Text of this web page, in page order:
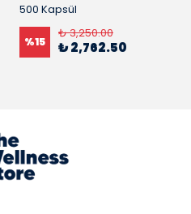
500 Kapsül
%15
₺ 3,250.00
₺ 2,762.50